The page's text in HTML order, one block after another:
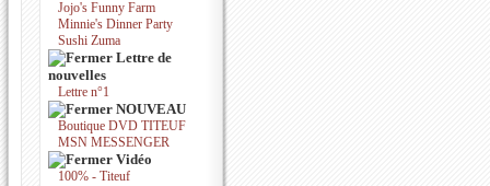
Jojo's Funny Farm
Minnie's Dinner Party
Sushi Zuma
Lettre de
nouvelles
Lettre n°1
NOUVEAU
Boutique DVD TITEUF
MSN MESSENGER
Vidéo
100% - Titeuf